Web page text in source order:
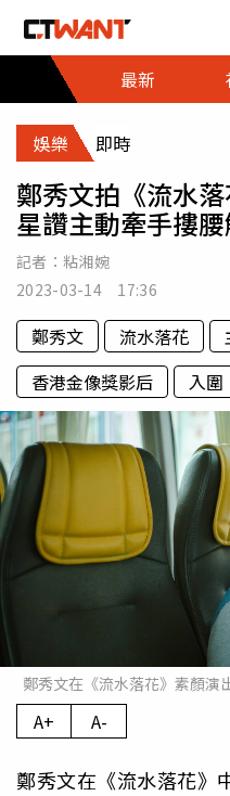
最新
娛樂 即時
鄭秀文拍《流水
星讚主動牽手摟
記者： 粘湘婉
2023-03-14 17:36
鄭秀文 流水落花
香港金像獎影后
入圍
鄭秀文在《流水落花》素顏演
A+ A-
鄭秀文在《流水落花》